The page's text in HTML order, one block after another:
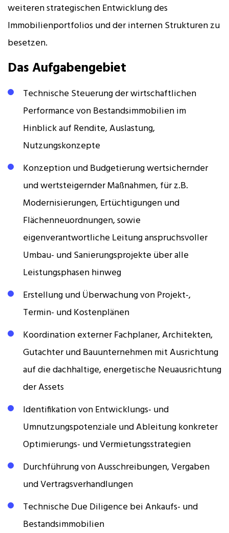
weiteren strategischen Entwicklung des
Immobilienportfolios und der internen Strukturen zu
besetzen.
Das Aufgabengebiet
Technische Steuerung der wirtschaftlichen
Performance von Bestandsimmobilien im
Hinblick auf Rendite, Auslastung,
Nutzungskonzepte
Konzeption und Budgetierung wertsichernder
und wertsteigernder Maßnahmen, für z.B.
Modernisierungen, Ertüchtigungen und
Flächenneuordnungen, sowie
eigenverantwortliche Leitung anspruchsvoller
Umbau- und Sanierungsprojekte über alle
Leistungsphasen hinweg
Erstellung und Überwachung von Projekt-,
Termin- und Kostenplänen
Koordination externer Fachplaner, Architekten,
Gutachter und Bauunternehmen mit Ausrichtung
auf die dachhaltige, energetische Neuausrichtung
der Assets
Identifikation von Entwicklungs- und
Umnutzungspotenziale und Ableitung konkreter
Optimierungs- und Vermietungsstrategien
Durchführung von Ausschreibungen, Vergaben
und Vertragsverhandlungen
Technische Due Diligence bei Ankaufs- und
Bestandsimmobilien